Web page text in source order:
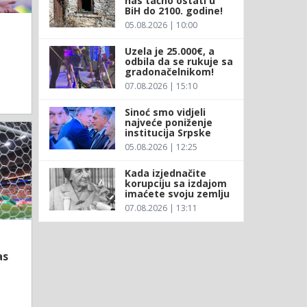
BiH do 2100. godine!
05.08.2026 | 10:00
Uzela je 25.000€, a
odbila da se rukuje sa
gradonačelnikom!
07.08.2026 | 15:10
Sinoć smo vidjeli
najveće poniženje
institucija Srpske
05.08.2026 | 12:25
Kada izjednačite
korupciju sa izdajom
imaćete svoju zemlju
07.08.2026 | 13:11